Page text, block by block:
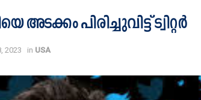
അടക്കം പിരിച്ചുവിട്ട് ട്വിറ്റര്‍
2023 in USA